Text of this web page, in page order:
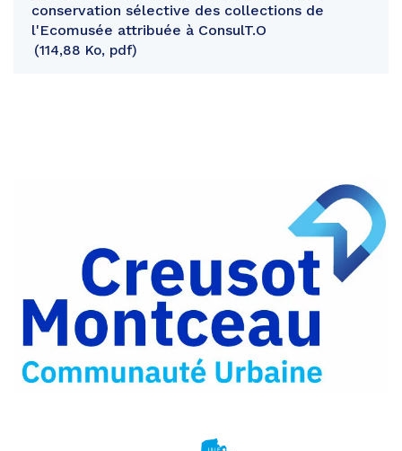
conservation sélective des collections de
l'Ecomusée attribuée à ConsulT.O
114,88 Ko, pdf
Facebook
Partager
Twitter
Partager
par
e-
mail